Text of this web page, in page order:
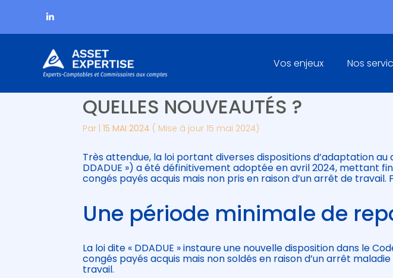
Aller
au
Principal
Vos enjeux Nos
ARRÊT MALADIE ET REPORT DES
QUELLES NOUVEAUTÉS ?
Par |15 MAI 2024 ( Mise à jour 15 mai 2024)
Très attendue, la loi portant diverses dispositions d’adaptation au
DDADUE ») a été définitivement adoptée en avril 2024, mettant
congés payés acquis mais non pris en raison d’un arrêt de travail.
Une période minimale de
La loi dite « DDADUE » instaure une nouvelle disposition dans le
congés payés acquis mais non soldés en raison d’un arrêt
travail.